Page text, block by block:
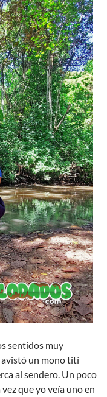
sentidos muy
avistó un mono tití
al sendero. Un poco
que yo veía uno en